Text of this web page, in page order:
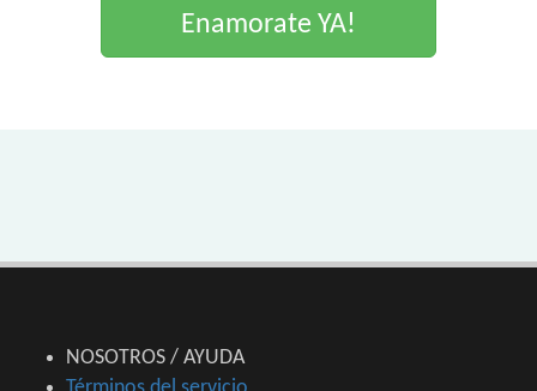
Enamorate YA!
NOSOTROS / AYUDA